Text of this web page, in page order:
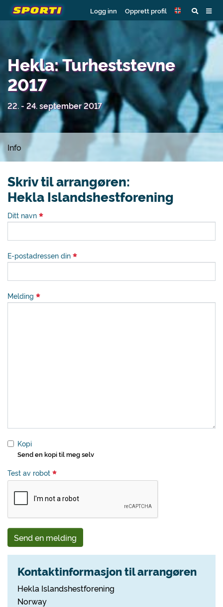
Logg inn Opprett profil
Hekla: Turheststevne
2017
22. - 24. september 2017
Info
Skriv til arrangøren:
Hekla Islandshestforening
Ditt navn
E-postadressen din
Melding
Kopi
Send en kopi til meg selv
Test av robot
Send en melding
Kontaktinformasjon til arrangøren
Hekla Islandshestforening
Norway